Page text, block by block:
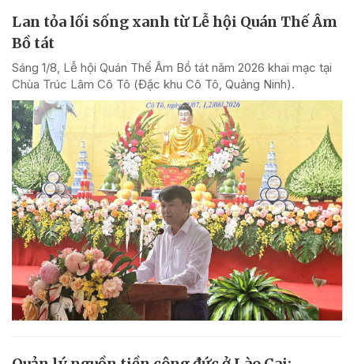
Lan tỏa lối sống xanh từ Lễ hội Quán Thế Âm
Bồ tát
Sáng 1/8, Lễ hội Quán Thế Âm Bồ tát năm 2026 khai mạc tại
Chùa Trúc Lâm Cô Tô (Đặc khu Cô Tô, Quảng Ninh).